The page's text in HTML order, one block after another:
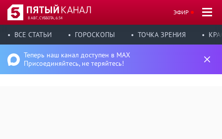
8 АВГ, СУББОТА, 6:34
ЭФИР
ВСЕ СТАТЬИ ГОРОСКОПЫ ТОЧКА ЗРЕНИЯ
Теперь наш канал доступен в MAX
Присоединяйтесь, не теряйтесь!